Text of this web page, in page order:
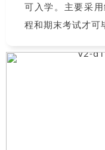
可入学。主要采
程和期末考试才可